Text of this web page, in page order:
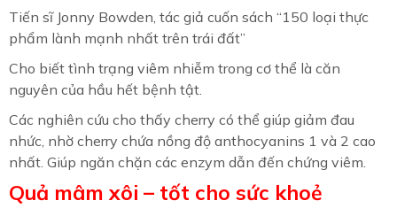
Tiến sĩ Jonny Bowden, tác giả cuốn sách “150 loại thực
phẩm lành mạnh nhất trên trái đất”
Cho biết tình trạng viêm nhiễm trong cơ thể là căn
nguyên của hầu hết bệnh tật.
Các nghiên cứu cho thấy cherry có thể giúp giảm đau
nhức, nhờ cherry chứa nồng độ anthocyanins 1 và 2 cao
nhất. Giúp ngăn chặn các enzym dẫn đến chứng viêm.
Quả mâm xôi – tốt cho sức khoẻ